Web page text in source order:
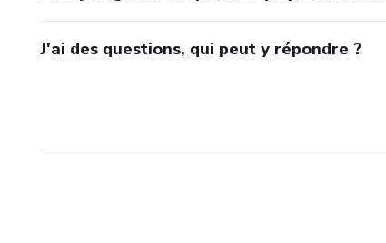
J'ai des questions, qui peut y répondre ?